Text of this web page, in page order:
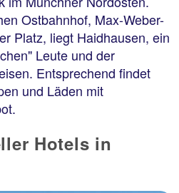
Ostbahnhof, Max-Weber-
Platz, liegt Haidhausen, ein
Leute und der
Entsprechend findet
und Läden mit
Hotels in